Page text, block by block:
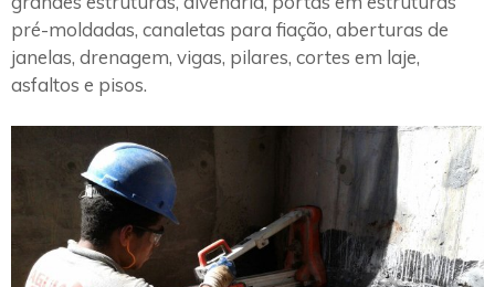
pré-moldadas, canaletas para fiação, aberturas de
janelas, drenagem, vigas, pilares, cortes em laje,
asfaltos e pisos.